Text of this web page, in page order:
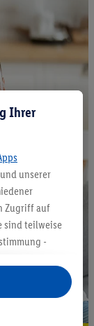
Ihrer
unserer
Zugriff auf
sind teilweise
-